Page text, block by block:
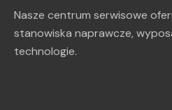
Nasze centrum serwisowe
stanowiska naprawcze,
technologie.